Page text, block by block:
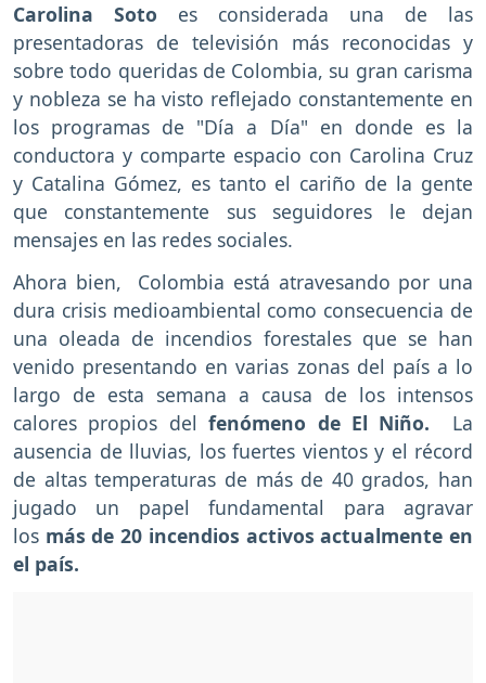
Carolina Soto es considerada una de las
presentadoras de televisión más reconocidas y
sobre todo queridas de Colombia, su gran carisma
y nobleza se ha visto reflejado constantemente en
los programas de "Día a Día" en donde es la
conductora y comparte espacio con Carolina Cruz
y Catalina Gómez, es tanto el cariño de la gente
que constantemente sus seguidores le dejan
mensajes en las redes sociales.
Ahora bien, Colombia está atravesando por una
dura crisis medioambiental como consecuencia de
una oleada de incendios forestales que se han
venido presentando en varias zonas del país a lo
largo de esta semana a causa de los intensos
calores propios del fenómeno de El Niño.
La
ausencia de lluvias, los fuertes vientos y el récord
de altas temperaturas de más de 40 grados, han
jugado un papel fundamental para agravar
los más de 20 incendios activos actualmente en
el país.